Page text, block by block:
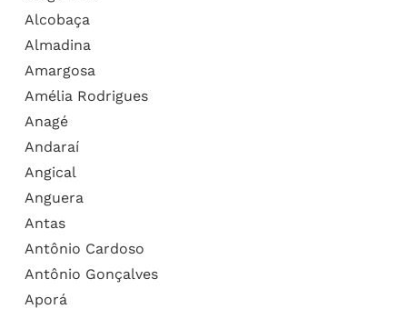
Alcobaça
Almadina
Amargosa
Amélia Rodrigues
Anagé
Andaraí
Angical
Anguera
Antas
Antônio Cardoso
Antônio Gonçalves
Aporá